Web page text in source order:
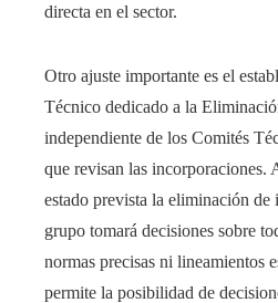
directa en el sector.​
Otro ajuste importante es el
Técnico dedicado a la
independiente de los Comités
que revisan las incorporaciones.
estado prevista la eliminación de
grupo tomará decisiones sobre
normas precisas ni lineamientos
permite la posibilidad de